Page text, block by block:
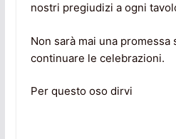
nostri pregiudizi a ogni
Non sarà mai una
continuare le celebrazioni.
Per questo oso dirvi